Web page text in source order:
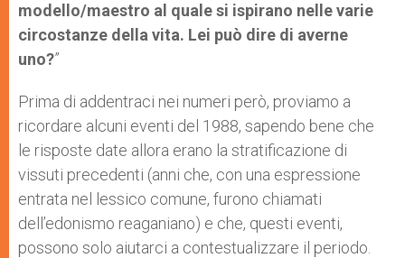
modello/maestro al quale si ispirano nelle varie
circostanze della vita. Lei può dire di averne
uno?”
Prima di addentraci nei numeri però, proviamo a
ricordare alcuni eventi del 1988, sapendo bene che
le risposte date allora erano la stratificazione di
vissuti precedenti (anni che, con una espressione
entrata nel lessico comune, furono chiamati
dell’edonismo reaganiano) e che, questi eventi,
possono solo aiutarci a contestualizzare il periodo.